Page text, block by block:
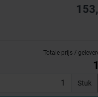
Totale prijs /
Stuk